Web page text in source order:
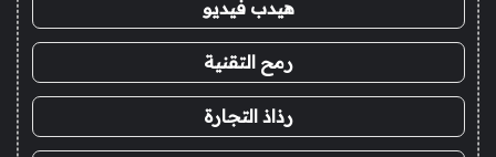
هيدب فيديو
رمح التقنية
رذاذ التجارة